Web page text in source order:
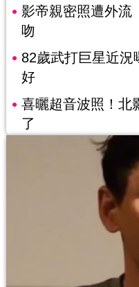
影帝親密照遭外
吻
82歲武打巨星近
好
喜曬超音波照！北
了